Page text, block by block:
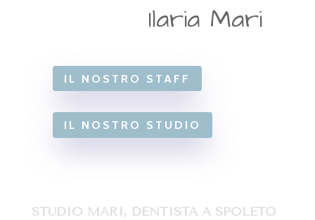
Ilaria Mari
IL NOSTRO STAFF
IL NOSTRO STUDIO
STUDIO MARI, DENTISTA A SPOLETO